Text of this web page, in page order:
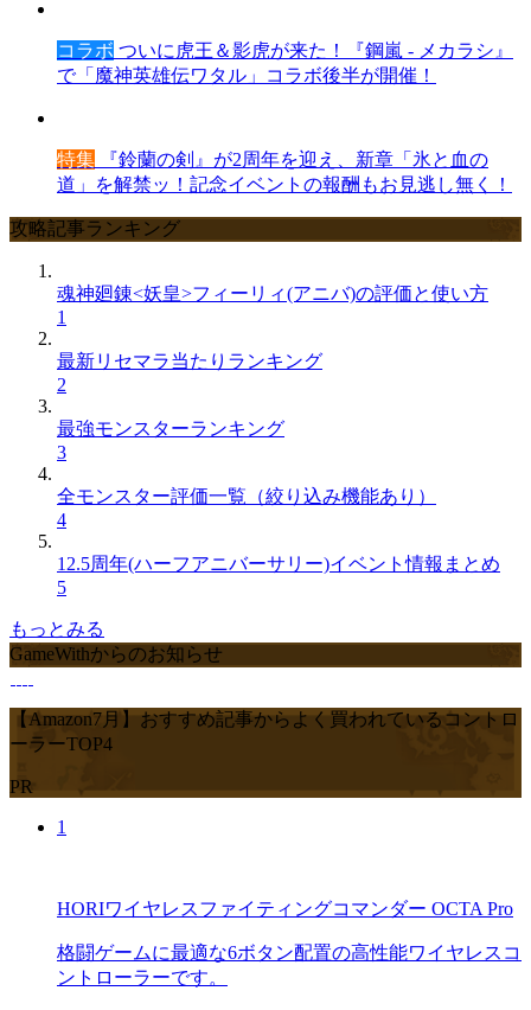
コラボ ついに虎王＆影虎が来た！『鋼嵐 - メカラシ』
で「魔神英雄伝ワタル」コラボ後半が開催！
特集 『鈴蘭の剣』が2周年を迎え、新章「氷と血の
道」を解禁ッ！記念イベントの報酬もお見逃し無く！
攻略記事ランキング
魂神廻錬<妖皇>フィーリィ(アニバ)の評価と使い方
1
最新リセマラ当たりランキング
2
最強モンスターランキング
3
全モンスター評価一覧（絞り込み機能あり）
4
12.5周年(ハーフアニバーサリー)イベント情報まとめ
5
もっとみる
GameWithからのお知らせ
【Amazon7月】おすすめ記事からよく買われているコントロ
ーラーTOP4
PR
1
HORIワイヤレスファイティングコマンダー OCTA Pro
格闘ゲームに最適な6ボタン配置の高性能ワイヤレスコ
ントローラーです。